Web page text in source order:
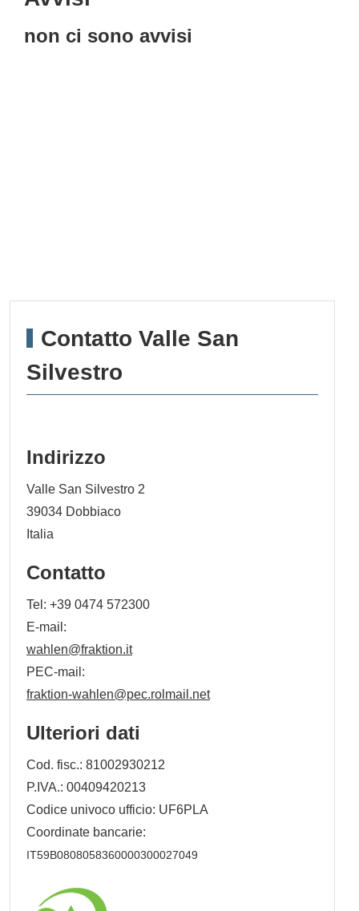
Contatto Valle San
Silvestro
Indirizzo
Valle San Silvestro 2
39034 Dobbiaco
Italia
Contatto
Tel: +39 0474 572300
E-mail:
wahlen@fraktion.it
PEC-mail:
fraktion-wahlen@pec.rolmail.net
Ulteriori dati
Cod. fisc.: 81002930212
P.IVA.: 00409420213
Codice univoco ufficio: UF6PLA
Coordinate bancarie:
IT59B0808058360000300027049
non ci sono avvisi